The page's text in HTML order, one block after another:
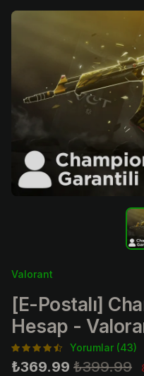
Valorant
[E-Postalı]
Hesap -
Yorumlar (43)
₺369.99 ₺399.99